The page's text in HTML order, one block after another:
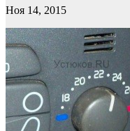
Ноя 14, 2015